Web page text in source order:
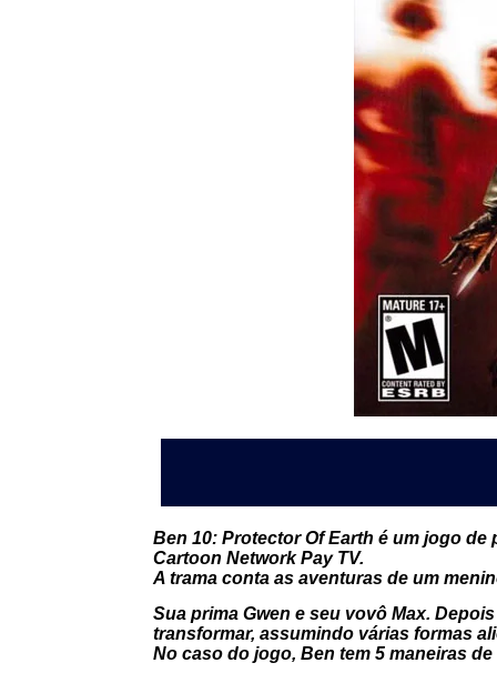
Ben 10: Protector Of Earth é um jogo
Cartoon Network Pay TV.
A trama conta as aventuras de um
Sua prima Gwen e seu vovô Max.
transformar, assumindo várias formas
No caso do jogo, Ben tem 5 maneiras